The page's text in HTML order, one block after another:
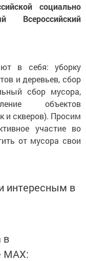
социально
в себя: уборку
и деревьев, сбор
сбор мусора,
объектов
и скверов). Просим
участие во
от мусора свои
интересным в
в
MАХ: